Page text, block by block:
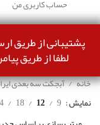
حساب کاربری من
پشتیبانی از طریق
لطفا از طریق
خانه آبجکت سه بعدی
نمایش 9
12
18